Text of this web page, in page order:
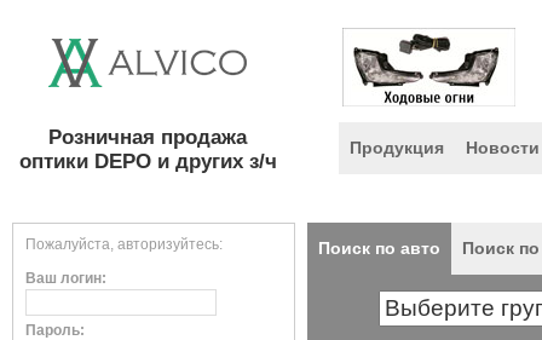
Розничная продажа
оптики DEPO и других з/ч
Продукция Новости
Пожалуйста, авторизуйтесь:
Ваш логин:
Пароль:
Поиск по авто Поиск